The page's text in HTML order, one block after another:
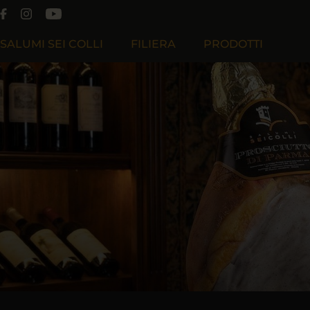
SALUMI SEI COLLI
Filosofia
FILIERA
Filiera Cooperativa Effeciesse
PRODOTTI